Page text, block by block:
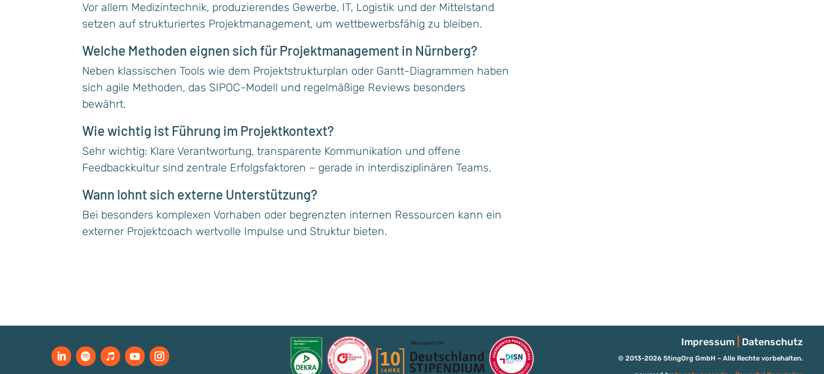
Vor allem Medizintechnik, produzierendes Gewerbe, IT, Logistik und der Mittelstand
setzen auf strukturiertes Projektmanagement, um wettbewerbsfähig zu bleiben.
Welche Methoden eignen sich für Projektmanagement in Nürnberg?
Neben klassischen Tools wie dem Projektstrukturplan oder Gantt-Diagrammen haben
sich agile Methoden, das SIPOC-Modell und regelmäßige Reviews besonders
bewährt.
Wie wichtig ist Führung im Projektkontext?
Sehr wichtig: Klare Verantwortung, transparente Kommunikation und offene
Feedbackkultur sind zentrale Erfolgsfaktoren – gerade in interdisziplinären Teams.
Wann lohnt sich externe Unterstützung?
Bei besonders komplexen Vorhaben oder begrenzten internen Ressourcen kann ein
externer Projektcoach wertvolle Impulse und Struktur bieten.
Impressum Datenschutz
© 2013-2026 StingOrg GmbH – Alle Rechte vorbehalten.